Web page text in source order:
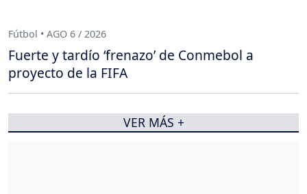
Fútbol • AGO 6 / 2026
Fuerte y tardío ‘frenazo’ de Conmebol a
proyecto de la FIFA
VER MÁS +